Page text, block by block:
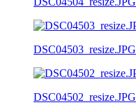
DSC04503_resize.JPG
DSC04502_resize.JPG